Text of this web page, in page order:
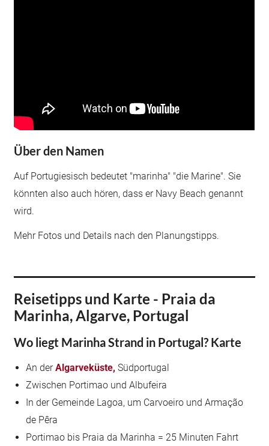
Über den Namen
Auf Portugiesisch bedeutet "marinha" "die Marine". Sie
könnten also auch hören, dass er Navy Beach genannt
wird.
Mehr Fotos und Details nach den Planungstipps.
Reisetipps und Karte - Praia da
Marinha, Algarve, Portugal
Wo liegt Marinha Strand in Portugal? Karte
An derAlgarveküste, Südportugal
Zwischen Portimao und Albufeira
In der Gemeinde Lagoa, um Carvoeiro und Armação
de Pêra
Portimao bis Praia da Marinha = 25 Minuten Fahrt